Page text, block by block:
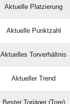
Aktuelle Platzierung
Aktuelle Punktzahl
Aktuelles Torverhältnis
Aktueller Trend
Bester Torjäger (Tore)